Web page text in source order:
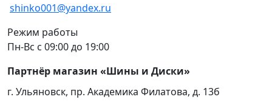
shinko001@yandex.ru
Режим работы
Пн-Вс с 09:00 до 19:00
Партнёр магазин «Шины и Диски»
г. Ульяновск, пр. Академика Филатова, д. 13б